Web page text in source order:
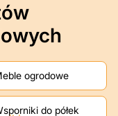
ogrodowe
do półek